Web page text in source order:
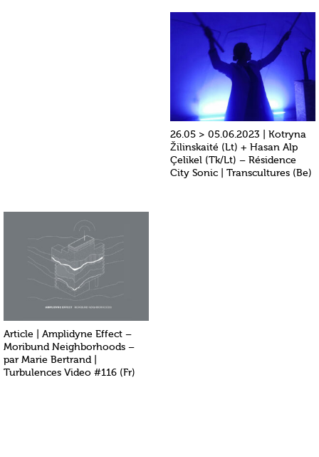
26.05 > 05.06.2023 | Kotryna
Žilinskaité (Lt) + Hasan Alp
Çelikel (Tk/Lt) – Résidence
City Sonic | Transcultures (Be)
Article | Amplidyne Effect –
Moribund Neighborhoods –
par Marie Bertrand |
Turbulences Video #116 (Fr)